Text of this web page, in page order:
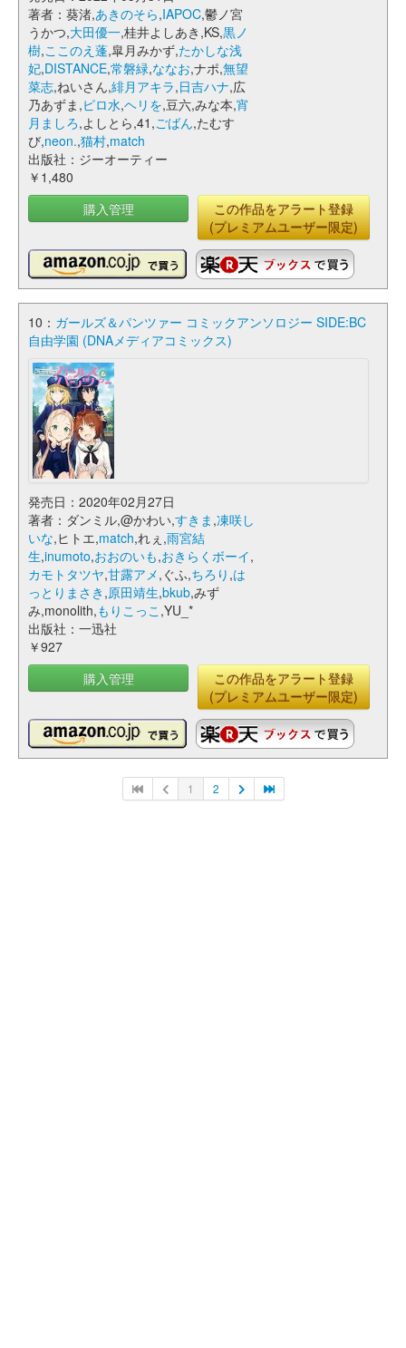
著者：葵渚,あきのそら,IAPOC,鬱ノ宮
うかつ,大田優一,桂井よしあき,KS,黒ノ
樹,ここのえ蓬,皐月みかず,たかしな浅
妃,DISTANCE,常磐緑,ななお,ナポ,無望
菜志,ねいさん,緋月アキラ,日吉ハナ,広
乃あずま,ピロ水,ヘリを,豆六,みな本,宵
月ましろ,よしとら,41,ごばん,たむす
び,neon.,猫村,match
出版社：ジーオーティー
￥1,480
購入管理
この作品をアラート登録
(プレミアムユーザー限定)
10： ガールズ＆パンツァー コミックアンソロジー SIDE:BC
自由学園 (DNAメディアコミックス)
発売日：2020年02月27日
著者：ダンミル,@かわい,すきま ,凍咲し
いな,ヒトエ,match,れぇ,雨宮結
生,inumoto,おおのいも,おきらくボーイ,
カモトタツヤ,甘露アメ,ぐふ,ちろり ,は
っとりまさき ,原田靖生,bkub,みず
み,monolith,もりこっこ ,YU_*
出版社：一迅社
￥927
購入管理
この作品をアラート登録
(プレミアムユーザー限定)
1 2